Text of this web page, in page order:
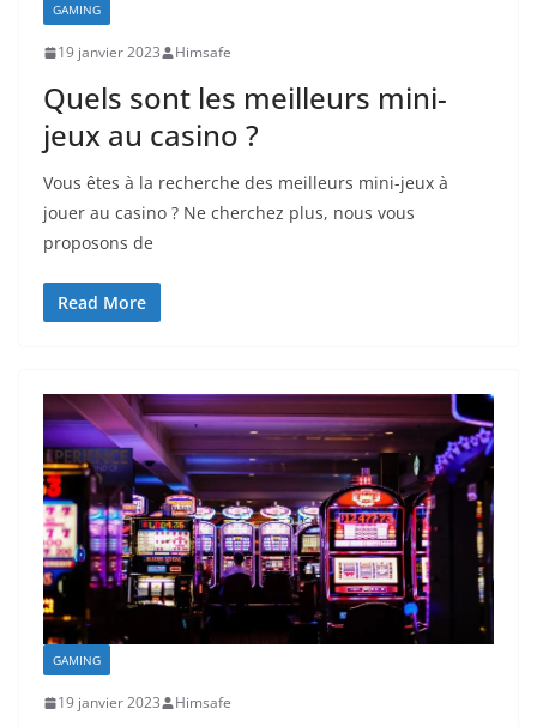
GAMING
19 janvier 2023 Himsafe
Quels sont les meilleurs mini-
jeux au casino ?
Vous êtes à la recherche des meilleurs mini-jeux à
jouer au casino ? Ne cherchez plus, nous vous
proposons de
Read More
GAMING
19 janvier 2023 Himsafe